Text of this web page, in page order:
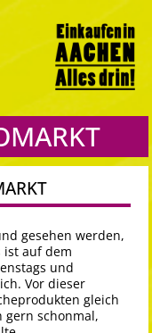
gesehen werden,
ist auf dem
und
Vor dieser
gleich
gern schonmal,